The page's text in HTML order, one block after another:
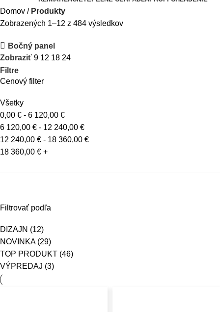
Domov
Produkty
Zobrazených 1–12 z 484 výsledkov
Bočný panel
Zobraziť 9 12 18 24
Filtre
Cenový filter
Všetky
0,00 € - 6 120,00 €
6 120,00 € - 12 240,00 €
12 240,00 € - 18 360,00 €
18 360,00 € +
Filtrovať podľa
DIZAJN (12)
NOVINKA (29)
TOP PRODUKT (46)
VÝPREDAJ (3)